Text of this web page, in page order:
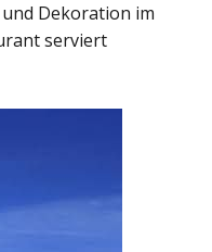
Dekoration im
serviert